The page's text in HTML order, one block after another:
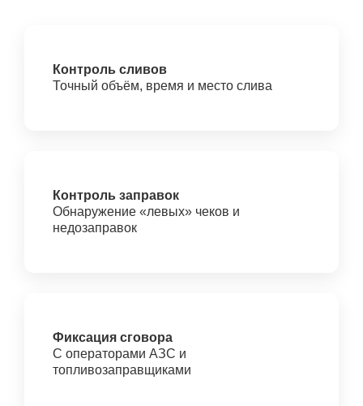
Контроль сливов
Точный объём, время и место слива
Контроль заправок
Обнаружение «левых» чеков и
недозаправок
Фиксация сговора
С операторами АЗС и
топливозаправщиками